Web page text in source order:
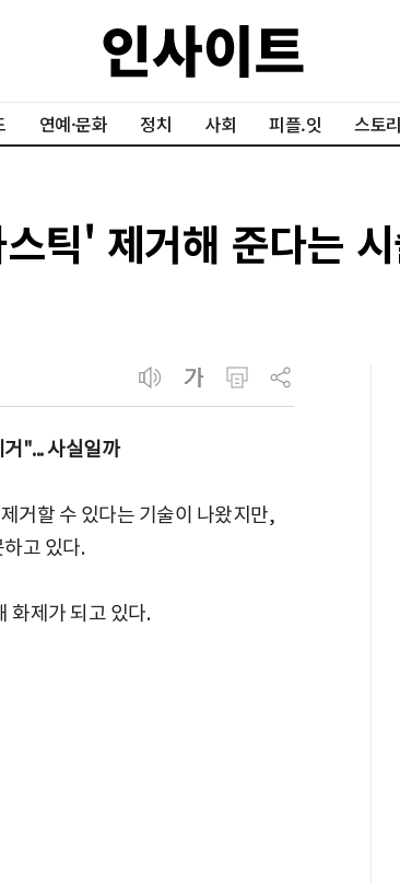
연예·문화 정치 사회 피플.잇 스토리
틱' 제거해 준다는
"... 사실일까
거할 수 있다는 기술이 나왔지만,
고 있다.
화제가 되고 있다.